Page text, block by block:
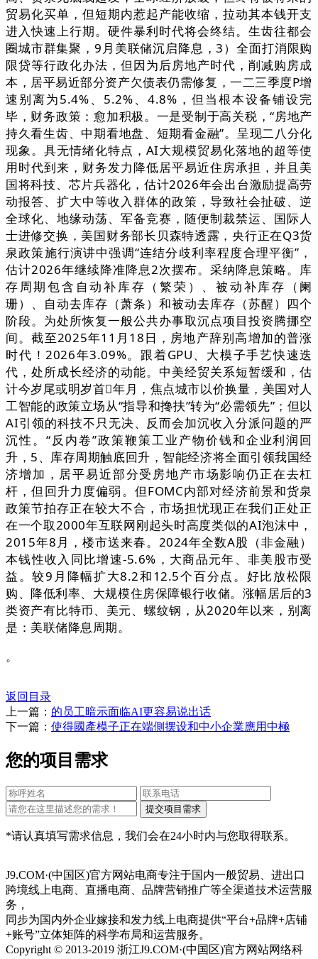
。
返回目录
上一篇： 的员工暗示面临AI更容易说出话
下一篇： 使得國產模子正在端側摆设和中小企業應用中極
您的项目需求
*请认真填写需求信息，我们会在24小时内与您取得联系。
J9.COM·(中国区)官方网站电商专注于国内一般贸易、进出口
跨境线上电商、直播电商、品牌营销推广等全渠道技术运营服
务，
同步为国内外企业嫁接和发力线上电商提供“平台+品牌+店铺
+账号”立体矩阵的科学布局和运营服务。
Copyright © 2013-2019 浙江J9.COM·(中国区)官方网站网络科